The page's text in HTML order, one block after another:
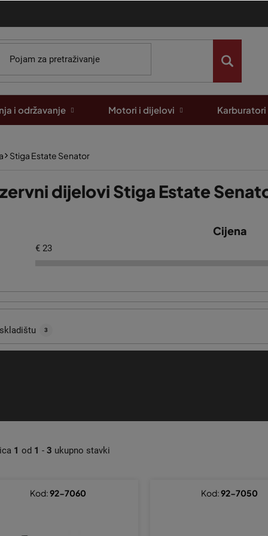
i održavanje Motori i dijelovi Karburatori
Stiga Estate Senator
dijelovi Stiga Estate
1 od 1 - 3 ukupno stavki
Cijena
€ 23
3
Kod:92-7060 Kod:92-7050